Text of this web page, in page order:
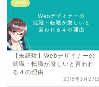
未経験
【未経験】Webデザイナーの
就職・転職が厳しいと言われ
る４の理由
2018年3月27日